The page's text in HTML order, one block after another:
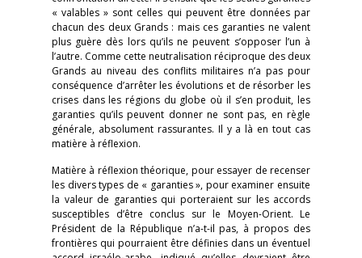
« valables » sont celles qui peuvent être données par
chacun des deux Grands : mais ces garanties ne valent
plus guère dès lors qu’ils ne peuvent s’opposer l’un à
l’autre. Comme cette neutralisation réciproque des deux
Grands au niveau des conflits militaires n’a pas pour
conséquence d’arrêter les évolutions et de résorber les
crises dans les régions du globe où il s’en produit, les
garanties qu’ils peuvent donner ne sont pas, en règle
générale, absolument rassurantes. Il y a là en tout cas
matière à réflexion.
Matière à réflexion théorique, pour essayer de recenser
les divers types de « garanties », pour examiner ensuite
la valeur de garanties qui porteraient sur les accords
susceptibles d’être conclus sur le Moyen-Orient. Le
Président de la République n’a-t-il pas, à propos des
frontières qui pourraient être définies dans un éventuel